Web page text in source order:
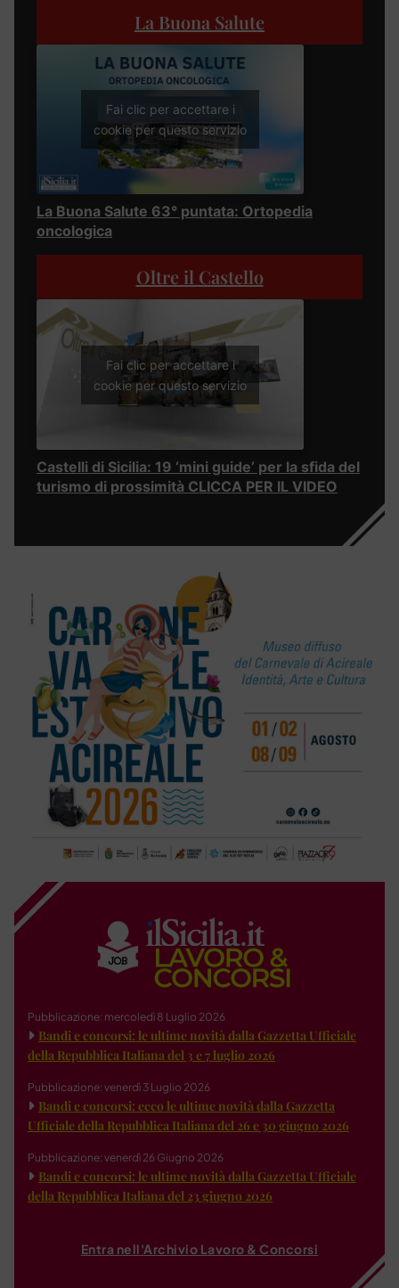
La Buona Salute
Fai clic per accettare i
cookie per questo servizio
La Buona Salute 63° puntata: Ortopedia
oncologica
Oltre il Castello
Fai clic per accettare i
cookie per questo servizio
Castelli di Sicilia: 19 ‘mini guide’ per la sfida del
turismo di prossimità CLICCA PER IL VIDEO
Pubblicazione: mercoledì 8 Luglio 2026
Bandi e concorsi: le ultime novità dalla Gazzetta Ufficiale
della Repubblica Italiana del 3 e 7 luglio 2026
Pubblicazione: venerdì 3 Luglio 2026
Bandi e concorsi: ecco le ultime novità dalla Gazzetta
Ufficiale della Repubblica Italiana del 26 e 30 giugno 2026
Pubblicazione: venerdì 26 Giugno 2026
Bandi e concorsi: le ultime novità dalla Gazzetta Ufficiale
della Repubblica Italiana del 23 giugno 2026
Entra nell'Archivio Lavoro & Concorsi